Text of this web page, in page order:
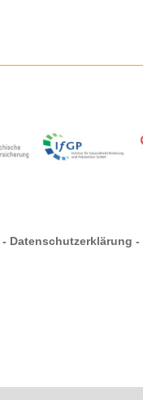
- Datenschutzerklärung -